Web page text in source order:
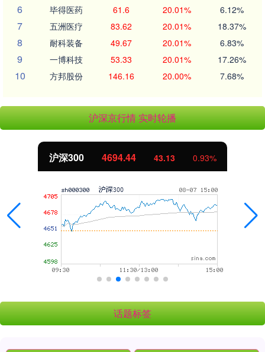
6 毕得医药 61.6 20.01% 6.12%
7 五洲医疗 83.62 20.01% 18.37%
8 耐科装备 49.67 20.01% 6.83%
9 一博科技 53.33 20.01% 17.26%
10 方邦股份 146.16 20.00% 7.68%
沪深京行情 实时轮播
沪深300 4694.44 43.13 0.93%
话题标签